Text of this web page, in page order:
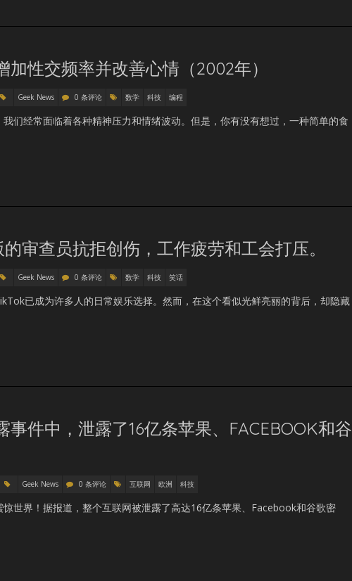
加性交频率并改善心情（2002年）
Geek News 0 条评论 数学 科技 编程
们经常面临着各种精神压力和情绪波动。但是，你有没有想过，一种简单的食
审查员抗拒创伤，工作疲劳和工会打压。
Geek News 0 条评论 数学 科技 笑话
已成为许多人的日常娱乐选择。然而，在这个看似光鲜亮丽的背后，却隐藏
事件中，泄露了16亿条苹果、FACEBOOK和谷
Geek News 0 条评论 互联网 欧洲 科技
世界！据报道，整个互联网被泄露了高达16亿条苹果、Facebook和谷歌密